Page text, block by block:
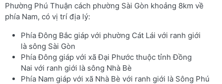
Phường Phú Thuận cách phường Sài Gòn khoảng 8km về
phía Nam, có vị trí địa lý:
Phía Đông Bắc giáp với phường Cát Lái với ranh giới
là sông Sài Gòn
Phía Đông giáp với xã Đại Phước thuộc tỉnh Đồng
Nai với ranh giới là sông Nhà Bè
Phía Nam giáp với xã Nhà Bè với ranh giới là Sông Phú